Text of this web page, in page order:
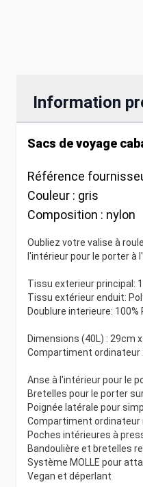
Information
Sacs de voyage
Référence
Couleur : gris
Composition : nylon
Oubliez votre valise à
l'intérieur pour le porter à
Tissu exterieur principal:
Tissu extérieur enduit:
Doublure interieure:
Dimensions (40L) : 29cm
Compartiment ordinateur
Anse à l'intérieur pour le
Bretelles pour le porter
Poignée latérale pour
Compartiment ordinateur
Poches intérieures à
Bandoulière et bretelles
Système MOLLE pour
Vegan et déperlant